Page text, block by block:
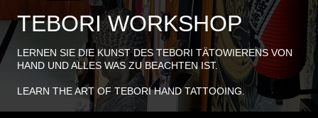
TEBORI WORKSHOP
LERNEN SIE DIE KUNST DES TEBORI TÄTOWIERENS VON
HAND UND ALLES WAS ZU BEACHTEN IST.
LEARN THE ART OF TEBORI HAND TATTOOING.